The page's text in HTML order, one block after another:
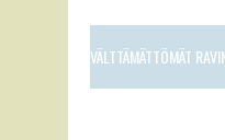
VÄLTTÄMÄTTÖMÄT